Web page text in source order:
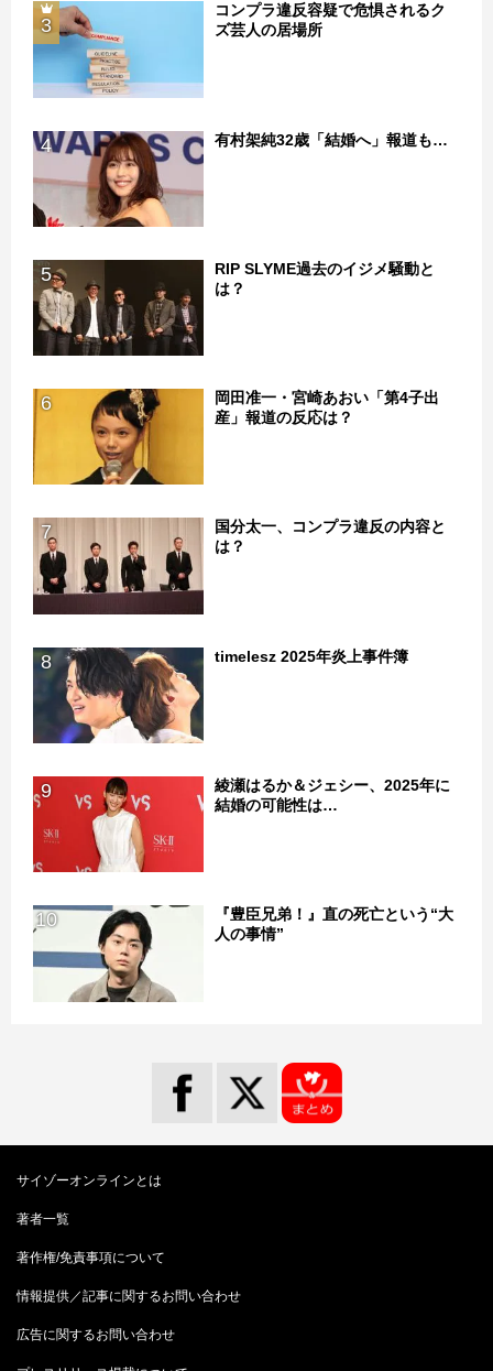
3
コンプラ違反容疑で危惧されるク
ズ芸人の居場所
4 有村架純32歳「結婚へ」報道も…
5
RIP SLYME過去のイジメ騒動と
は？
6
岡田准一・宮崎あおい「第4子出
産」報道の反応は？
7
国分太一、コンプラ違反の内容と
は？
8 timelesz 2025年炎上事件簿
9
綾瀬はるか＆ジェシー、2025年に
結婚の可能性は…
10
『豊臣兄弟！』直の死亡という“大
人の事情”
サイゾーオンラインとは
著者一覧
著作権/免責事項について
情報提供／記事に関するお問い合わせ
広告に関するお問い合わせ